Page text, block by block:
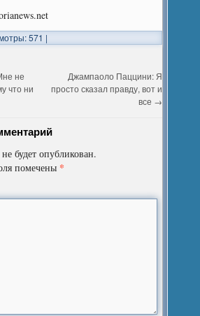
571 |
не
что ни
Джампаоло Паццини: Я
просто сказал правду, вот и
все →
будет опубликован.
помечены *